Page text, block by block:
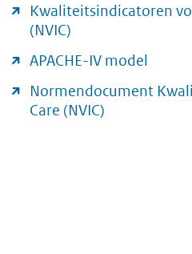
Kwaliteitsindicatoren
(NVIC)
APACHE-IV model
Normendocument
Care (NVIC)